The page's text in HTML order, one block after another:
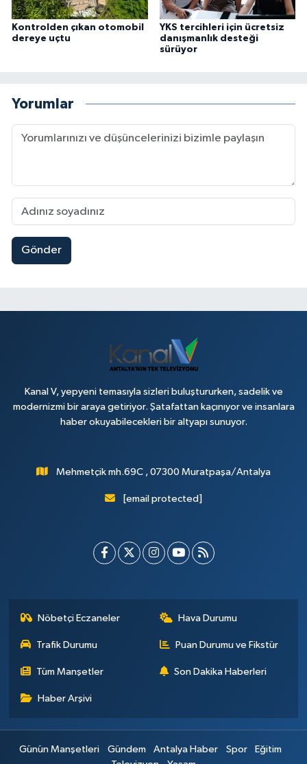
Kontrolden çıkan otomobil
dereye uçtu
YKS tercihleri için ücretsiz
danışmanlık desteği
sürüyor
Yorumlar
Gönder
Kanal V, yepyeni temasıyla sizleri buluştururken, sadelik ve
modernizmi bir araya getiriyor. Şatafattan kaçınıyor ve insanlara
haber okuyabilecekleri bir altyapı sunuyor.
Mehmetçik mh.69C , 07300 Muratpaşa/Antalya
[email protected]
Nöbetçi Eczaneler Hava Durumu
Trafik Durumu Puan Durumu ve Fikstür
Tüm Manşetler Son Dakika Haberleri
Haber Arşivi
Günün Manşetleri Gündem Antalya Haber Spor
Eğitim